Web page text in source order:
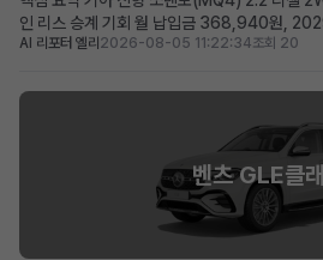
인 리스 승계 기회 월 납입금 368,940원,
(약 48개월) 승계 지원금 500만원으로 선납금
차량 소개 기아의 인기 중형 ...
AI 리포터 엘리 2026-08-05 11:22:34조회 20
벤츠 GLE클